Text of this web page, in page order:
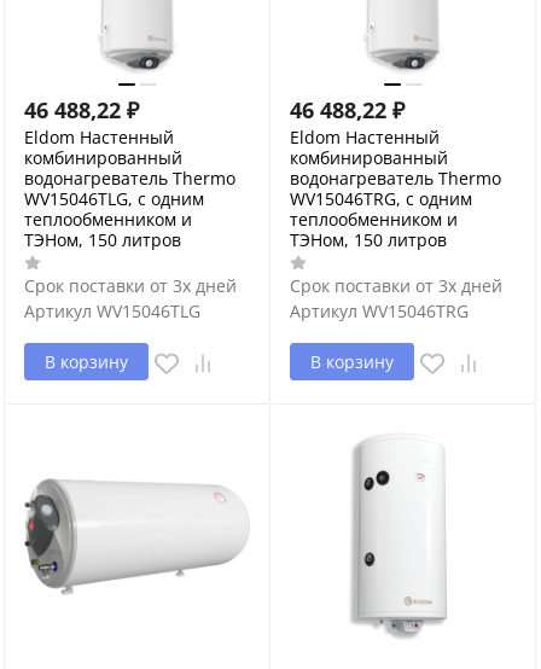
46 488,22 ₽
Eldom Настенный
комбинированный
водонагреватель Thermo
WV15046TLG, с одним
теплообменником и
ТЭНом, 150 литров
Срок поставки от 3х дней
Артикул WV15046TLG
В корзину
46 488,22 ₽
Eldom Настенный
комбинированный
водонагреватель Thermo
WV15046TRG, с одним
теплообменником и
ТЭНом, 150 литров
Срок поставки от 3х дней
Артикул WV15046TRG
В корзину